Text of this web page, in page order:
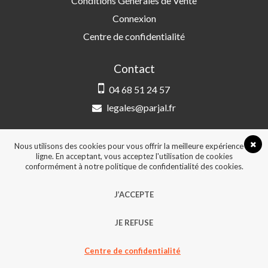
Connexion
Centre de confidentialité
Contact
04 68 51 24 57
legales@parjal.fr
3 Rue Saint-Amand, 66000 Perpignan
© 2026, Tous droits réservés - Design &
Nous utilisons des cookies pour vous offrir la meilleure expérience en
ligne. En acceptant, vous acceptez l'utilisation de cookies
conformément à notre politique de confidentialité des cookies.
J’ACCEPTE
JE REFUSE
Centre de confidentialité